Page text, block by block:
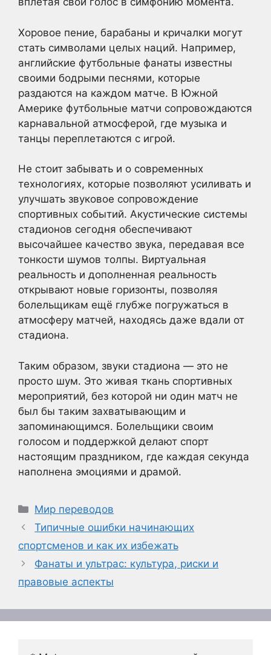
Хоровое пение, барабаны и кричалки могут
стать символами целых наций. Например,
английские футбольные фанаты известны
своими бодрыми песнями, которые
раздаются на каждом матче. В Южной
Америке футбольные матчи сопровождаются
карнавальной атмосферой, где музыка и
танцы переплетаются с игрой.
Не стоит забывать и о современных
технологиях, которые позволяют усиливать и
улучшать звуковое сопровождение
спортивных событий. Акустические системы
стадионов сегодня обеспечивают
высочайшее качество звука, передавая все
тонкости шумов толпы. Виртуальная
реальность и дополненная реальность
открывают новые горизонты, позволяя
болельщикам ещё глубже погружаться в
атмосферу матчей, находясь даже вдали от
стадиона.
Таким образом, звуки стадиона — это не
просто шум. Это живая ткань спортивных
мероприятий, без которой ни один матч не
был бы таким захватывающим и
запоминающимся. Болельщики своим
голосом и поддержкой делают спорт
настоящим праздником, где каждая секунда
наполнена эмоциями и драмой.
Рубрики
Мир переводов
Типичные ошибки начинающих
спортсменов и как их избежать
Фанаты и ультрас: культура, риски и
правовые аспекты